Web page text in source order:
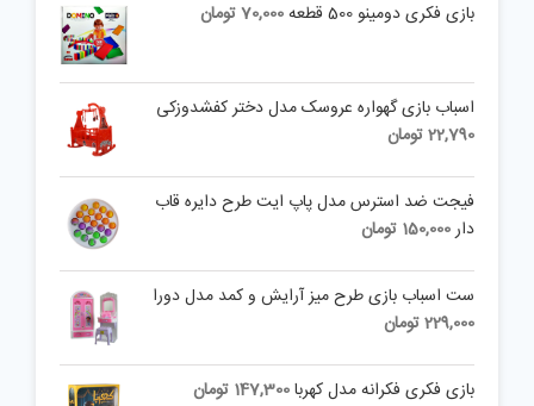
بازی فکری دومینو 500 قطعه 70,000تومان
اسباب بازی گهواره عروسک مدل دختر کفشدوزکی
22,790تومان
فیجت ضد استرس مدل پاپ ایت طرح دایره قاب
دار150,000 تومان
ست اسباب بازی طرح میز آرایش و کمد مدل دورا
229,000تومان
بازی فکری فکرانه مدل کهربا147,300 تومان